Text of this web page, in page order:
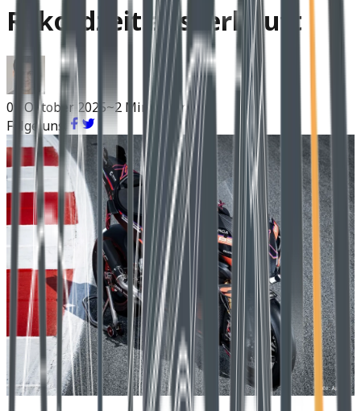
Rekordzeit ausverkauft
09 Oktober 2025~2 Min Lesen
Folge uns: